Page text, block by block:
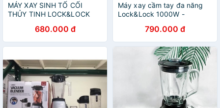
MÁY XAY SINH TỐ CỐI
THỦY TINH LOCK&LOCK
680.000 đ
Máy xay cầm tay đa năng
Lock&Lock 1000W -
790.000 đ